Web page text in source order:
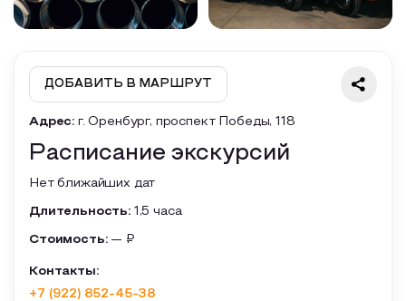
ДОБАВИТЬ В МАРШРУТ
Адрес: г. Оренбург, проспект Победы, 118
Расписание экскурсий
Нет ближайших дат
Длительность:1,5 часа
Стоимость:— ₽
Контакты:
+7 (922) 852-45-38